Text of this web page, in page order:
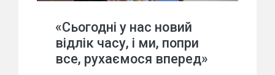
«Сьогодні у нас новий
відлік часу, і ми, попри
все, рухаємося вперед»